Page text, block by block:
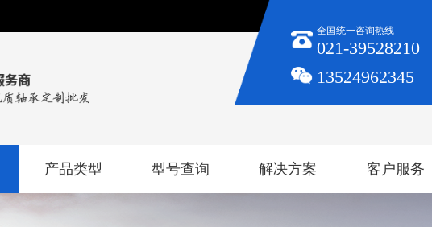
全国统一咨询热线
021-39528210
13524962345
产品类型 型号查询 解决方案 客户服务